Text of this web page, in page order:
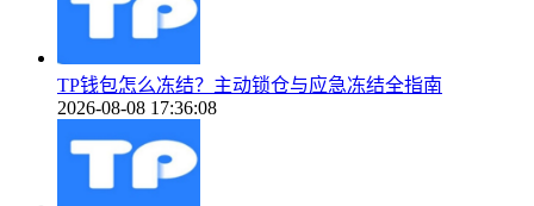
TP钱包怎么冻结？主动锁仓与应急冻结全指南
2026-08-08 17:36:08